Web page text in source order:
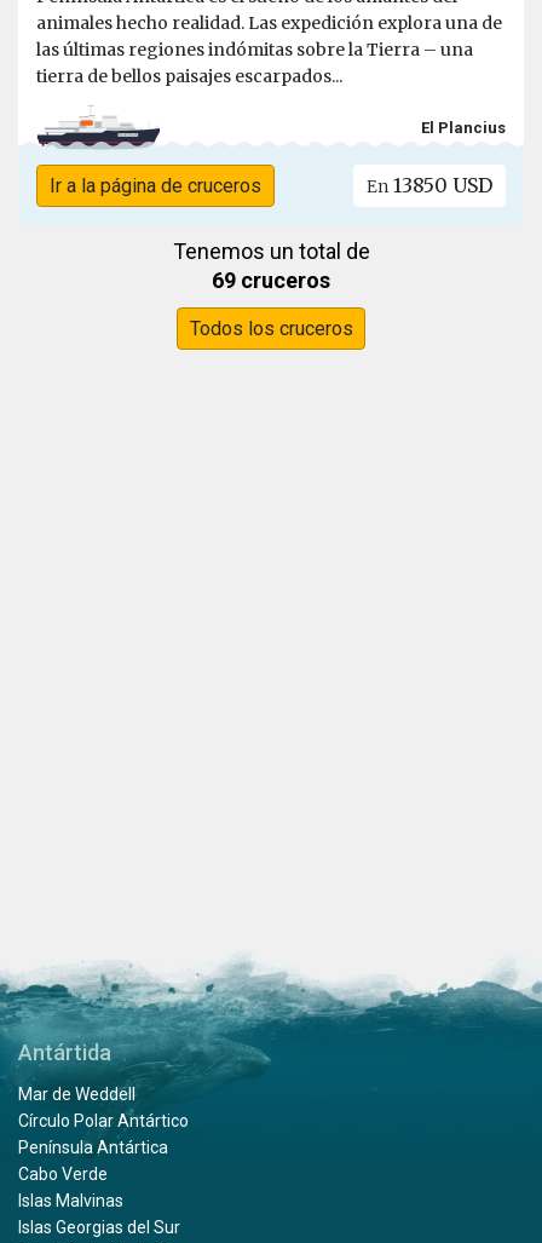
animales hecho realidad. Las expedición explora una de
las últimas regiones indómitas sobre la Tierra – una
tierra de bellos paisajes escarpados...
El Plancius
Ir a la página de cruceros En 13850 USD
Tenemos un total de
69 cruceros
Todos los cruceros
Antártida
Mar de Weddell
Círculo Polar Antártico
Península Antártica
Cabo Verde
Islas Malvinas
Islas Georgias del Sur